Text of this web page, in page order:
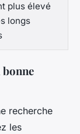
plus élevé
longs
recherche
les